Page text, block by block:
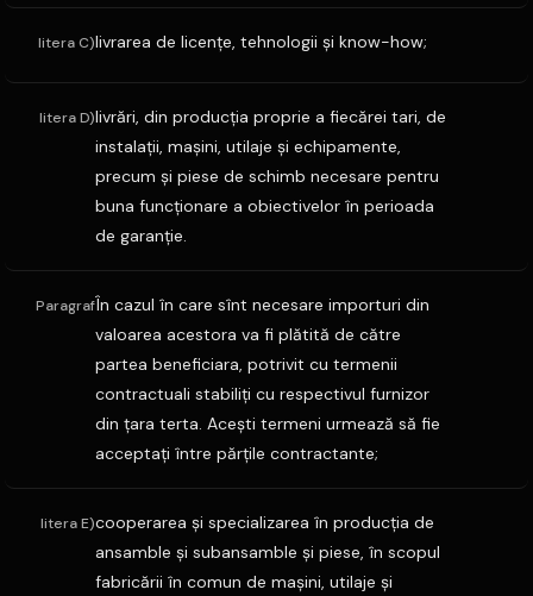
litera C)livrarea de licenţe, tehnologii şi know-how;
litera D)livrări, din producţia proprie a fiecărei tari, de
instalaţii, maşini, utilaje şi echipamente,
precum şi piese de schimb necesare pentru
buna funcţionare a obiectivelor în perioada
de garanţie.
ParagrafÎn cazul în care sînt necesare importuri din
valoarea acestora va fi plătită de către
partea beneficiara, potrivit cu termenii
contractuali stabiliţi cu respectivul furnizor
din ţara terta. Aceşti termeni urmează să fie
acceptaţi între părţile contractante;
litera E)cooperarea şi specializarea în producţia de
ansamble şi subansamble şi piese, în scopul
fabricării în comun de maşini, utilaje şi